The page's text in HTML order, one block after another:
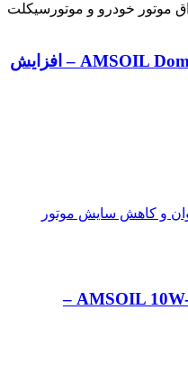
اکتان بوستر امس اویل AMSOIL Dominator – افزایش
روغن موتور اسکوتری AMSOIL 10W-40 MB –